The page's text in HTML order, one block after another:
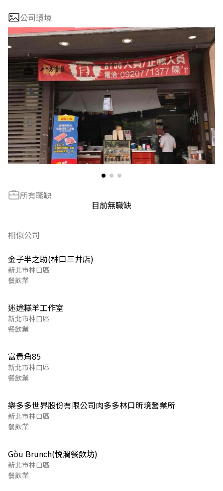
公司環境
所有職缺
目前無職缺
相似公司
金子半之助(林口三井店)
新北市林口區
餐飲業
迷途糕羊工作室
新北市林口區
餐飲業
富貴角85
新北市林口區
餐飲業
樂多多世界股份有限公司肉多多林口昕境營業所
新北市林口區
餐飲業
Gòu Brunch(悦潤餐飲坊)
新北市林口區
餐飲業